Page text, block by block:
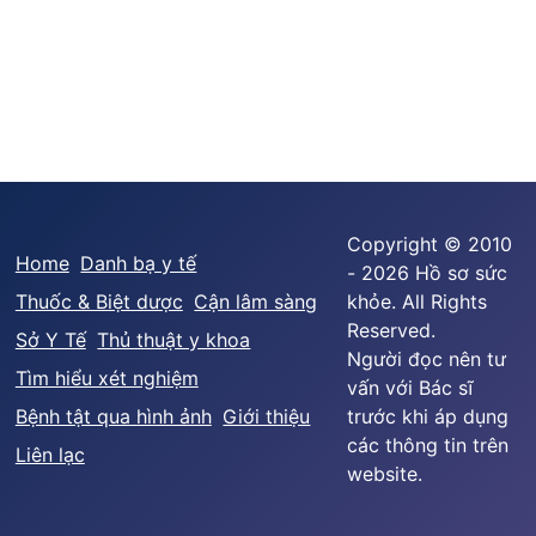
Home Danh bạ y tế
Thuốc & Biệt dược Cận lâm sàng
Sở Y Tế Thủ thuật y khoa
Tìm hiểu xét nghiệm
Bệnh tật qua hình ảnh Giới thiệu
Liên lạc
Copyright © 2010
- 2026 Hồ sơ sức
khỏe. All Rights
Reserved.
Người đọc nên tư
vấn với Bác sĩ
trước khi áp dụng
các thông tin trên
website.